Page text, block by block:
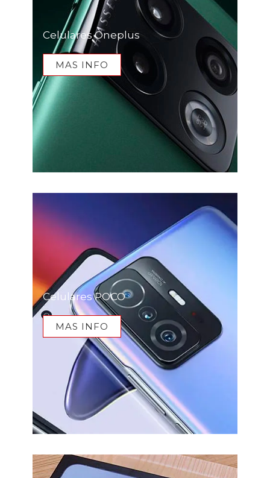
Celulares Oneplus
MAS INFO
Celulares POCO
MAS INFO